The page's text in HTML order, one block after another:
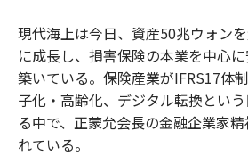
現代海上は今日、資産50兆ウォン
に成長し、損害保険の本業を中心
築いている。保険産業がIFRS17体
子化・高齢化、デジタル転換とい
る中で、正蒙允会長の金融企業家
れている。